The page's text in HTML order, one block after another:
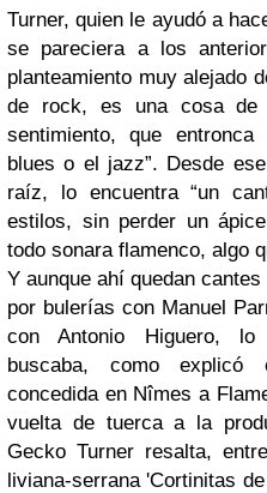
Turner, quien le ayudó a
se pareciera a los
planteamiento muy alejado
de rock, es una cosa de
sentimiento, que
blues o el jazz”. Desde
raíz, lo encuentra “un
estilos, sin perder un
todo sonara flamenco, algo
Y aunque ahí quedan
por bulerías con Manuel
con Antonio Higuero, lo
buscaba, como explicó
concedida en Nîmes a
vuelta de tuerca a la
Gecko Turner resalta,
liviana-serrana 'Cortinitas